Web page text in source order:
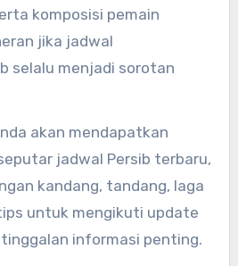
komposisi pemain
jika jadwal
selalu menjadi sorotan
akan mendapatkan
jadwal Persib terbaru,
kandang, tandang, laga
untuk mengikuti update
informasi penting.